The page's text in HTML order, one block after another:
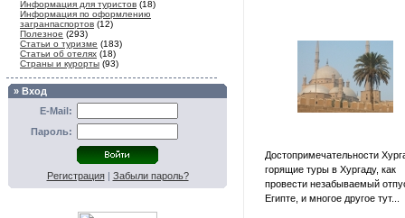
Информация для туристов (18)
Информация по оформлению
загранпаспортов (12)
Полезное (293)
Статьи о туризме (183)
Статьи об отелях (18)
Страны и курорты (93)
» Вход
E-Mail:
Пароль:
Регистрация| Забыли пароль?
Достопримечательности
горящие туры в Хургаду, как
провести незабываемый
Египте, и многое другое тут...